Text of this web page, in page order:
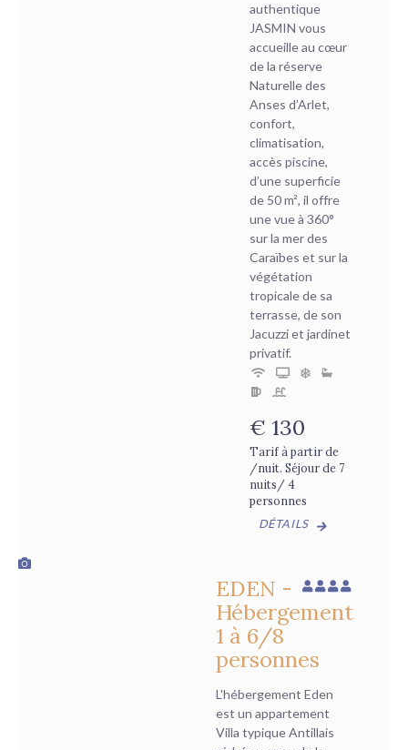
authentique
JASMIN vous
accueille au cœur
de la réserve
Naturelle des
Anses d’Arlet,
confort,
climatisation,
accès piscine,
d’une superficie
de 50 m², il offre
une vue à 360°
sur la mer des
Caraïbes et sur la
végétation
tropicale de sa
terrasse, de son
Jacuzzi et jardinet
privatif.
€ 130
Tarif à partir de
/nuit. Séjour de 7
nuits/ 4
personnes
DÉTAILS
EDEN -
Hébergement
1 à 6/8
personnes
L'hébergement Eden
est un appartement
Villa typique Antillais